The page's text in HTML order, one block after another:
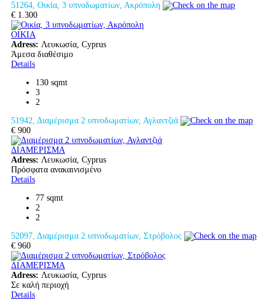
51264, Οικία, 3 υπνοδωματίων, Ακρόπολη
€ 1.300
ΟΙΚΙΑ
Adress: Λευκωσία, Cyprus
Άμεσα διαθέσιμο
Details
130 sqmt
3
2
51942, Διαμέρισμα 2 υπνοδωματίων, Αγλαντζιά
€ 900
ΔΙΑΜΕΡΙΣΜΑ
Adress: Λευκωσία, Cyprus
Πρόσφατα ανακαινισμένο
Details
77 sqmt
2
2
52097, Διαμέρισμα 2 υπνοδωματίων, Στρόβολος
€ 960
ΔΙΑΜΕΡΙΣΜΑ
Adress: Λευκωσία, Cyprus
Σε καλή περιοχή
Details